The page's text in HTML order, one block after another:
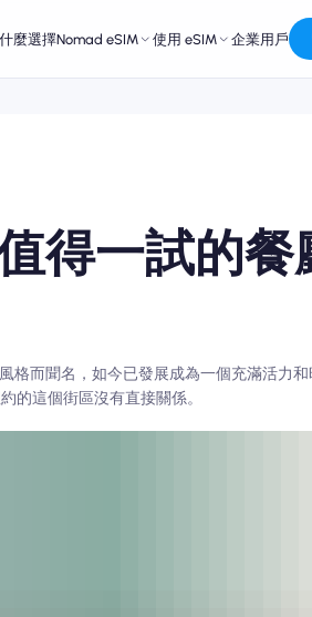
麼選擇Nomad eSIM 使用 eSIM 企業用戶
得一試的餐
格而聞名，如今已發展成為一個充滿活力
的這個街區沒有直接關係。